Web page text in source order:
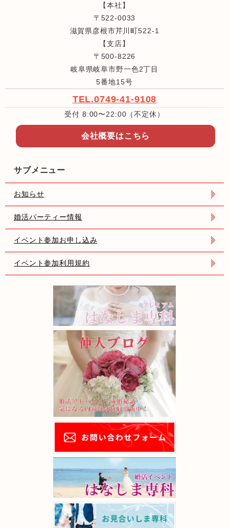
【本社】
〒522-0033
滋賀県彦根市芹川町522-1
【支店】
〒500-8226
岐阜県岐阜市野一色2丁目
5番地15号
TEL.0749-41-9108
受付 8:00〜22:00（不定休）
会社概要はこちら
サブメニュー
お知らせ
婚活パーティー情報
イベント参加お申し込み
イベント参加利用規約